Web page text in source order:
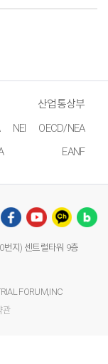
산업통상부
NEI
OECD/NEA
EANF
번지) 센트럴타워 9층
FORUM,INC
관